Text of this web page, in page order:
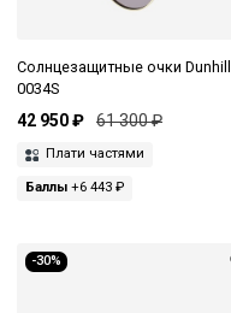
Солнцезащитные очки Dunhill
0034S
42 950 ₽ 61 300 ₽
Плати частями
Баллы +6 443 ₽
-30%